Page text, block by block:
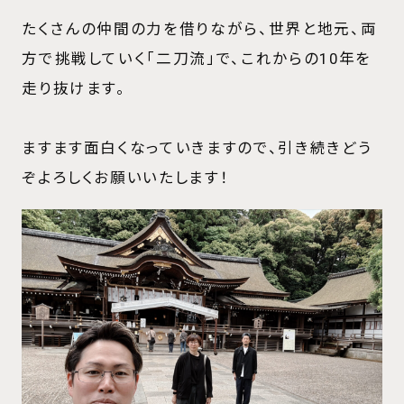
たくさんの仲間の力を借りながら、世界と地元、両
方で挑戦していく「二刀流」で、これからの10年を
走り抜けます。
ますます面白くなっていきますので、引き続きどう
ぞよろしくお願いいたします！